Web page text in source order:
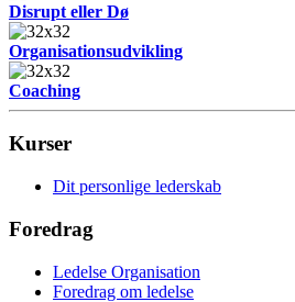
Disrupt eller Dø
Organisationsudvikling
Coaching
Kurser
Dit personlige lederskab
Foredrag
Ledelse Organisation
Foredrag om ledelse